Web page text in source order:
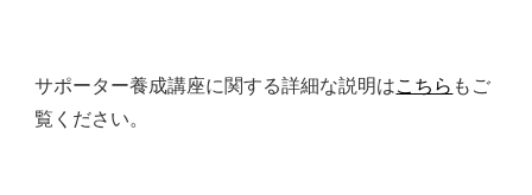
サポーター養成講座に関する詳細な説明はこちら もご
覧ください。